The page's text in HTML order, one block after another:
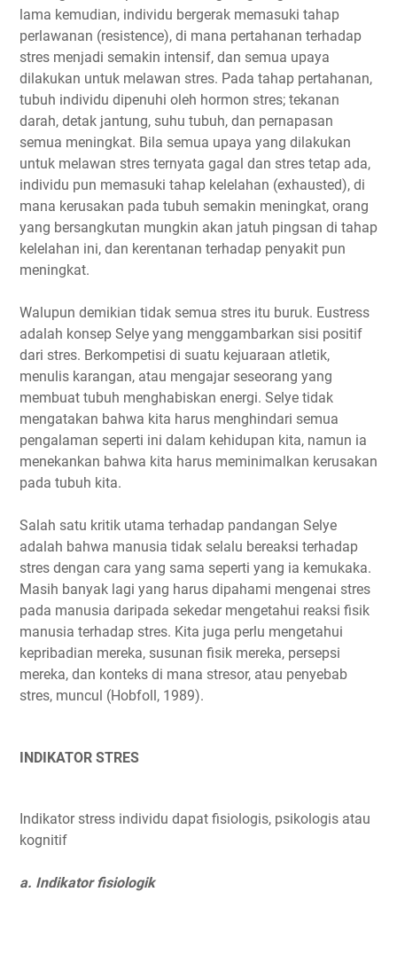
lama kemudian, individu bergerak memasuki tahap
perlawanan (resistence), di mana pertahanan terhadap
stres menjadi semakin intensif, dan semua upaya
dilakukan untuk melawan stres. Pada tahap pertahanan,
tubuh individu dipenuhi oleh hormon stres; tekanan
darah, detak jantung, suhu tubuh, dan pernapasan
semua meningkat. Bila semua upaya yang dilakukan
untuk melawan stres ternyata gagal dan stres tetap ada,
individu pun memasuki tahap kelelahan (exhausted), di
mana kerusakan pada tubuh semakin meningkat, orang
yang bersangkutan mungkin akan jatuh pingsan di tahap
kelelahan ini, dan kerentanan terhadap penyakit pun
meningkat.
Walupun demikian tidak semua stres itu buruk. Eustress
adalah konsep Selye yang menggambarkan sisi positif
dari stres. Berkompetisi di suatu kejuaraan atletik,
menulis karangan, atau mengajar seseorang yang
membuat tubuh menghabiskan energi. Selye tidak
mengatakan bahwa kita harus menghindari semua
pengalaman seperti ini dalam kehidupan kita, namun ia
menekankan bahwa kita harus meminimalkan kerusakan
pada tubuh kita.
Salah satu kritik utama terhadap pandangan Selye
adalah bahwa manusia tidak selalu bereaksi terhadap
stres dengan cara yang sama seperti yang ia kemukaka.
Masih banyak lagi yang harus dipahami mengenai stres
pada manusia daripada sekedar mengetahui reaksi fisik
manusia terhadap stres. Kita juga perlu mengetahui
kepribadian mereka, susunan fisik mereka, persepsi
mereka, dan konteks di mana stresor, atau penyebab
stres, muncul (Hobfoll, 1989).
INDIKATOR STRES
Indikator stress individu dapat fisiologis, psikologis atau
kognitif
a. Indikator fisiologik